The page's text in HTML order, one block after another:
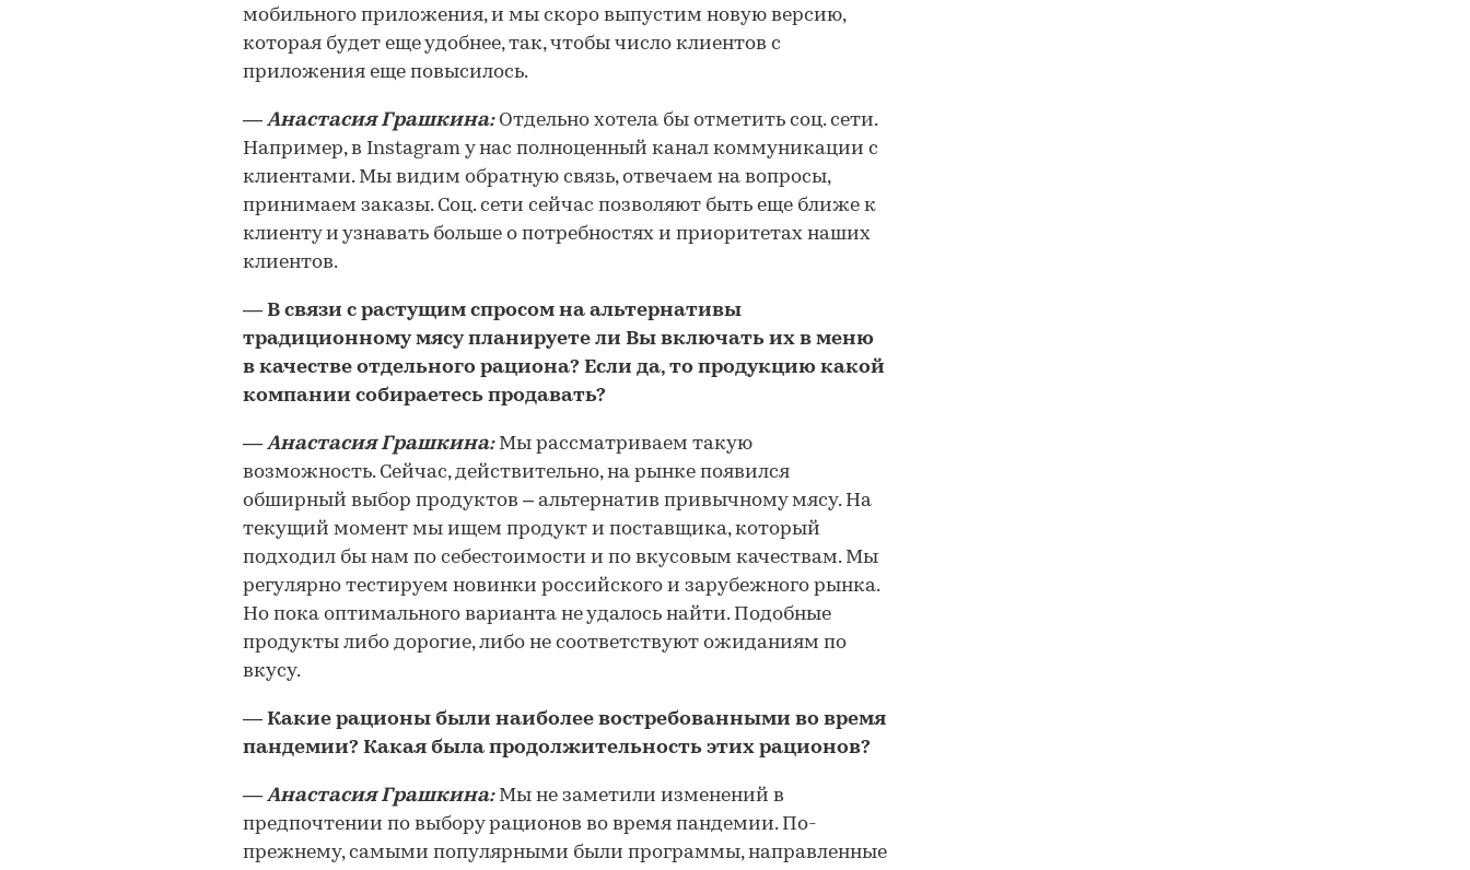
мобильного приложения, и мы скоро выпустим новую версию,
которая будет еще удобнее, так, чтобы число клиентов с
приложения еще повысилось.
― Анастасия Грашкина:Отдельно хотела бы отметить соц. сети.
Например, в Instagram у нас полноценный канал коммуникации с
клиентами. Мы видим обратную связь, отвечаем на вопросы,
принимаем заказы. Соц. сети сейчас позволяют быть еще ближе к
клиенту и узнавать больше о потребностях и приоритетах наших
клиентов.
― В связи с растущим спросом на альтернативы
традиционному мясу планируете ли Вы включать их в меню
в качестве отдельного рациона? Если да, то продукцию какой
компании собираетесь продавать?
― Анастасия Грашкина:Мы рассматриваем такую
возможность. Сейчас, действительно, на рынке появился
обширный выбор продуктов – альтернатив привычному мясу. На
текущий момент мы ищем продукт и поставщика, который
подходил бы нам по себестоимости и по вкусовым качествам. Мы
регулярно тестируем новинки российского и зарубежного рынка.
Но пока оптимального варианта не удалось найти. Подобные
продукты либо дорогие, либо не соответствуют ожиданиям по
вкусу.
― Какие рационы были наиболее востребованными во время
пандемии? Какая была продолжительность этих рационов?
― Анастасия Грашкина:Мы не заметили изменений в
предпочтении по выбору рационов во время пандемии. По-
прежнему, самыми популярными были программы, направленные